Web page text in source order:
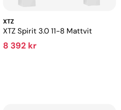
XTZ
XTZ Spirit 3.0 11-8 Mattvit
8 392 kr